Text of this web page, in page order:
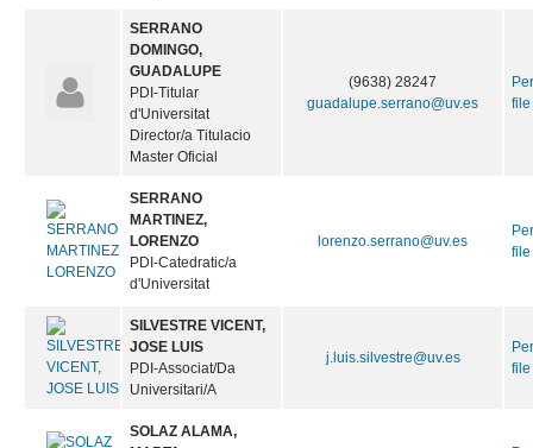
SERRANO
DOMINGO,
GUADALUPE
PDI-Titular
d'Universitat
Director/a Titulacio
Master Oficial
(9638) 28247
guadalupe.serrano@uv.es
file
SERRANO
MARTINEZ,
LORENZO
PDI-Catedratic/a
d'Universitat
lorenzo.serrano@uv.es
file
SILVESTRE VICENT,
JOSE LUIS
PDI-Associat/Da
Universitari/A
j.luis.silvestre@uv.es
file
SOLAZ ALAMA,